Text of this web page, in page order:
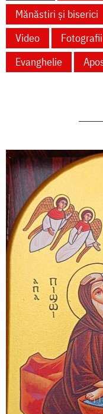
Mănăstiri și biserici
Video
Fotografii
Evanghelie